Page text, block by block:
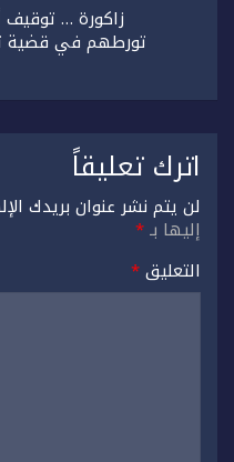
زاكورة …
تورطهم في قضية
اترك تعليقاً
لن يتم نشر عنوان بريدك
إليها بـ*
التعليق*